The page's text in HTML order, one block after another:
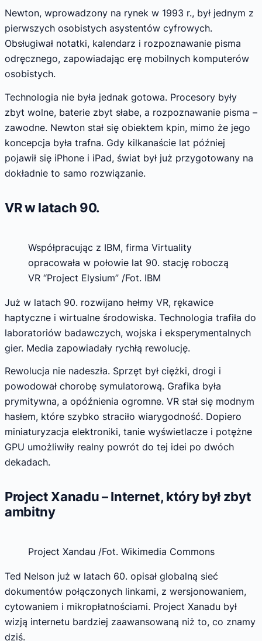
Newton, wprowadzony na rynek w 1993 r., był jednym z
pierwszych osobistych asystentów cyfrowych.
Obsługiwał notatki, kalendarz i rozpoznawanie pisma
odręcznego, zapowiadając erę mobilnych komputerów
osobistych.
Technologia nie była jednak gotowa. Procesory były
zbyt wolne, baterie zbyt słabe, a rozpoznawanie pisma –
zawodne. Newton stał się obiektem kpin, mimo że jego
koncepcja była trafna. Gdy kilkanaście lat później
pojawił się iPhone i iPad, świat był już przygotowany na
dokładnie to samo rozwiązanie.
VR w latach 90.
Współpracując z IBM, firma Virtuality
opracowała w połowie lat 90. stację roboczą
VR “Project Elysium” /Fot. IBM
Już w latach 90. rozwijano hełmy VR, rękawice
haptyczne i wirtualne środowiska. Technologia trafiła do
laboratoriów badawczych, wojska i eksperymentalnych
gier. Media zapowiadały rychłą rewolucję.
Rewolucja nie nadeszła. Sprzęt był ciężki, drogi i
powodował chorobę symulatorową. Grafika była
prymitywna, a opóźnienia ogromne. VR stał się modnym
hasłem, które szybko straciło wiarygodność. Dopiero
miniaturyzacja elektroniki, tanie wyświetlacze i potężne
GPU umożliwiły realny powrót do tej idei po dwóch
dekadach.
Project Xanadu – Internet, który był zbyt
ambitny
Project Xandau /Fot. Wikimedia Commons
Ted Nelson już w latach 60. opisał globalną sieć
dokumentów połączonych linkami, z wersjonowaniem,
cytowaniem i mikropłatnościami. Project Xanadu był
wizją internetu bardziej zaawansowaną niż to, co znamy
dziś.